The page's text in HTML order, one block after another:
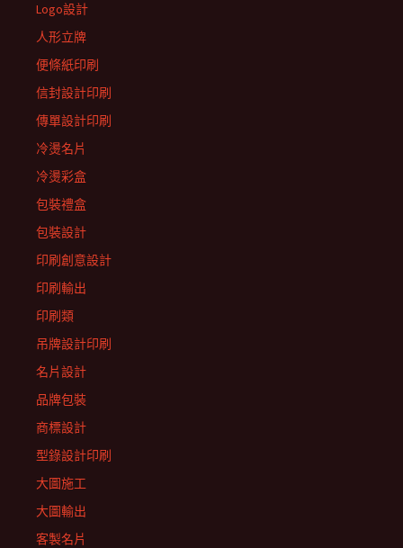
Logo設計
人形立牌
便條紙印刷
信封設計印刷
傳單設計印刷
冷燙名片
冷燙彩盒
包裝禮盒
包裝設計
印刷創意設計
印刷輸出
印刷類
吊牌設計印刷
名片設計
品牌包裝
商標設計
型錄設計印刷
大圖施工
大圖輸出
客製名片